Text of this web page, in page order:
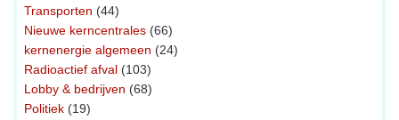
Transporten (44)
Nieuwe kerncentrales (66)
kernenergie algemeen (24)
Radioactief afval (103)
Lobby & bedrijven (68)
Politiek (19)